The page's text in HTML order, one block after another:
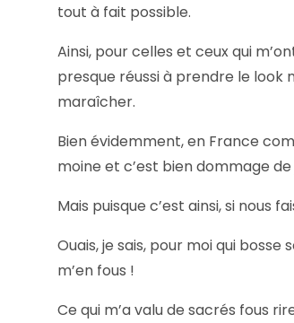
tout à fait possible.
Ainsi, pour celles et ceux qui
presque réussi à prendre le look
maraîcher.
Bien évidemment, en France
moine et c’est bien dommage
Mais puisque c’est ainsi, si nous
Ouais, je sais, pour moi qui bosse
m’en fous !
Ce qui m’a valu de sacrés fous